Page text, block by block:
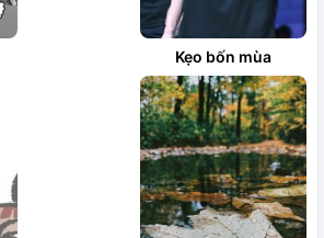
Kẹo bốn mùa